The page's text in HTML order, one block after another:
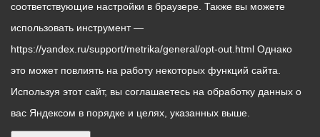
соответствующие настройки в браузере. Также вы можете
использовать инструмент —
https://yandex.ru/support/metrika/general/opt-out.html Однако
это может повлиять на работу некоторых функций сайта.
Используя этот сайт, вы соглашаетесь на обработку данных о
вас Яндексом в порядке и целях, указанных выше.